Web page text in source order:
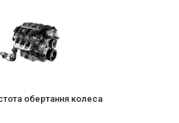
обертання колеса